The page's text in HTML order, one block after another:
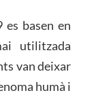
es basen en
utilitzada
van deixar
humà i